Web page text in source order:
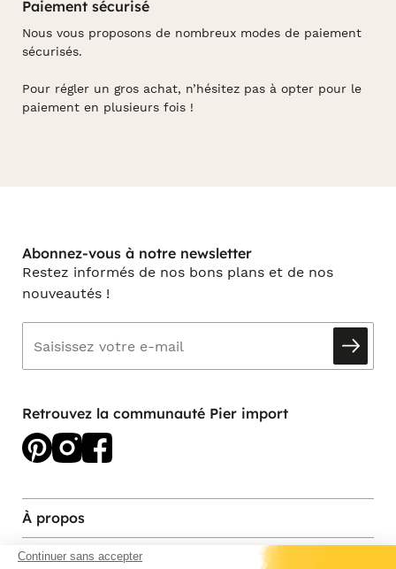
Continuer sans accepter
Paiement sécurisé
Nous vous proposons de nombreux modes de paiement
sécurisés.
Pour régler un gros achat, n’hésitez pas à opter pour le
paiement en plusieurs fois !
Abonnez-vous à notre newsletter
Restez informés de nos bons plans et de nos
nouveautés !
Retrouvez la communauté Pier import
À propos
Services et contact